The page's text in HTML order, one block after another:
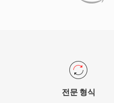
및 기타 전문 디지털 오디오 워크
전문 형식